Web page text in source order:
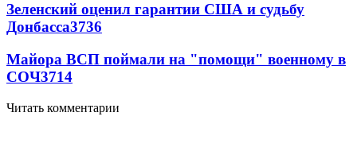
Зеленский оценил гарантии США и судьбу
Донбасса3736
Майора ВСП поймали на "помощи" военному в
СОЧ3714
Читать комментарии